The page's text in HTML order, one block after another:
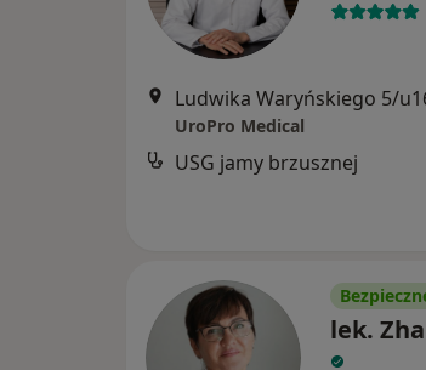
Ludwika Waryńskiego 5/
UroPro Medical
USG jamy brzusznej
lek.